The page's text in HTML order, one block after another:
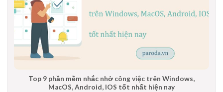
Top 9 phần mềm nhắc nhở công việc trên Windows,
MacOS, Android, IOS tốt nhất hiện nay